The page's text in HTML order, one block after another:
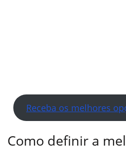
Receba os melhores
Como definir a